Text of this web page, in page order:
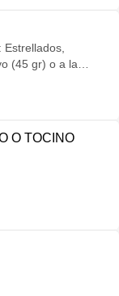
(45 gr) o a la
O TOCINO